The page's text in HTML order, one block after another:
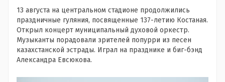
13 августа на центральном стадионе продолжились
праздничные гуляния, посвященные 137-летию Костаная.
Открыл концерт муниципальный духовой оркестр.
Музыканты порадовали зрителей попурри из песен
казахстанской эстрады. Играл на празднике и биг-бэнд
Александра Евсюкова.